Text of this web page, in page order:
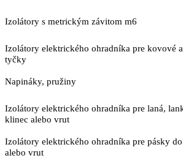
Izolátory s metrickým závitom m6
Izolátory elektrického ohradníka pre kovové
tyčky
Napináky, pružiny
Izolátory elektrického ohradníka pre laná,
klinec alebo vrut
Izolátory elektrického ohradníka pre pásky
alebo vrut